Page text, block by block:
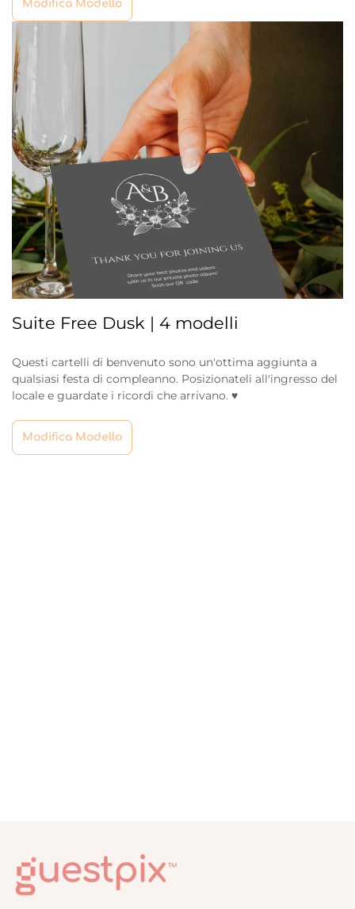
Modifica Modello
Suite Free Dusk | 4 modelli
Questi cartelli di benvenuto sono un'ottima aggiunta a
qualsiasi festa di compleanno. Posizionateli all'ingresso del
locale e guardate i ricordi che arrivano. ♥
Modifica Modello